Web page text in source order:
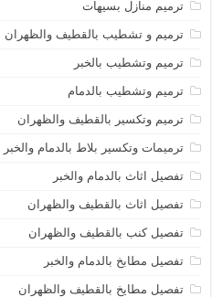
ترميم منازل بسيهات
ترميم و تشطيب بالقطيف والظهران
ترميم وتشطيب بالخبر
ترميم وتشطيب بالدمام
ترميم وتكسير بالقطيف والظهران
ترميمات وتكسير بلاط بالدمام والخبر
تفصيل اثاث بالدمام والخبر
تفصيل اثاث بالقطيف والظهران
تفصيل كنب بالقطيف والظهران
تفصيل مطابخ بالدمام والخبر
تفصيل مطايخ بالقطيف والظهران